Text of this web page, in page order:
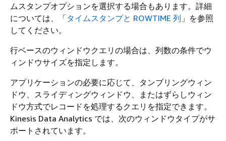
ムスタンプオプションを選択する場合もあります。詳細
については、「タイムスタンプと ROWTIME 列 」を参照
してください。
行ベースのウィンドウクエリの場合は、列数の条件でウ
ィンドウサイズを指定します。
アプリケーションの必要に応じて、タンブリングウィン
ドウ、スライディングウィンドウ、またはずらしウィン
ドウ方式でレコードを処理するクエリを指定できます。
Kinesis Data Analytics では、次のウィンドウタイプがサ
ポートされています。